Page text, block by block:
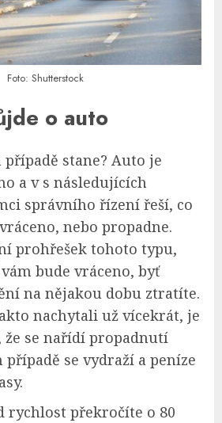
Foto: Shutterstock
o auto
případě stane? Auto je
a v s následujících
správního řízení řeší, co
nebo propadne.
prohřešek tohoto typu,
bude vráceno, byť
na nějakou dobu ztratíte.
nachytali už vícekrát, je
že se nařídí propadnutí
případě se vydraží a peníze
rychlost překročíte o 80